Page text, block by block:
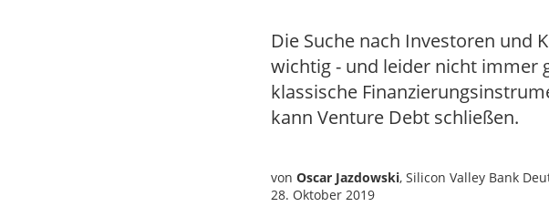
Die Suche nach Investoren und
wichtig - und leider nicht immer
klassische
kann Venture Debt schließen.
von Oscar Jazdowski, Silicon Valley Bank
28. Oktober 2019